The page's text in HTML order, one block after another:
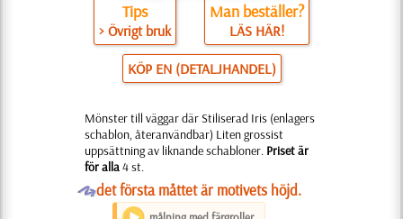
Tips
> Övrigt bruk
Man beställer?
LÄS HÄR!
KÖP EN (DETALJHANDEL)
Mönster till väggar där Stiliserad Iris (enlagers
schablon, återanvändbar) Liten grossist
uppsättning av liknande schabloner. Priset är
för alla4 st.
Odet första måttet är motivets höjd.